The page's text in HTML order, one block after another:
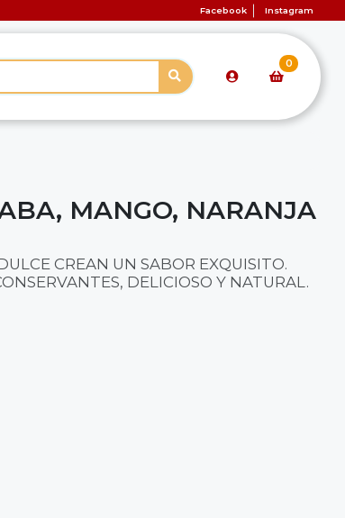
Facebook Instagram
0
MANGO, NARANJA
CREAN UN SABOR EXQUISITO.
DELICIOSO Y NATURAL.